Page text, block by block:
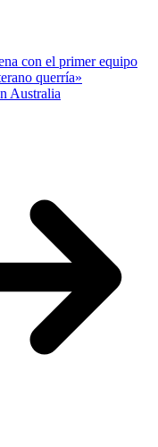
con el primer equipo
querría»
Australia